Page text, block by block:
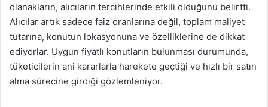
olanakların, alıcıların tercihlerinde etkili olduğunu belirtti.
Alıcılar artık sadece faiz oranlarına değil, toplam maliyet
tutarına, konutun lokasyonuna ve özelliklerine de dikkat
ediyorlar. Uygun fiyatlı konutların bulunması durumunda,
tüketicilerin ani kararlarla harekete geçtiği ve hızlı bir satın
alma sürecine girdiği gözlemleniyor.